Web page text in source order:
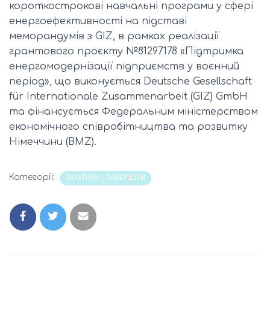
короткострокові навчальні програми у сфері
енергоефективності на підставі
меморандумів з GIZ, в рамках реалізації
грантового проєкту №81297178 «Підтримка
енергомодернізації підприємств у воєнний
період», що виконується Deutsche Gesellschaft
für Internationale Zusammenarbeit (GIZ) GmbH
та фінансується Федеральним міністерством
економічного співробітництва та розвитку
Німеччини (BMZ).
Категорії: ЗАКУПІВЛІ - ЗАВЕРШЕНІ